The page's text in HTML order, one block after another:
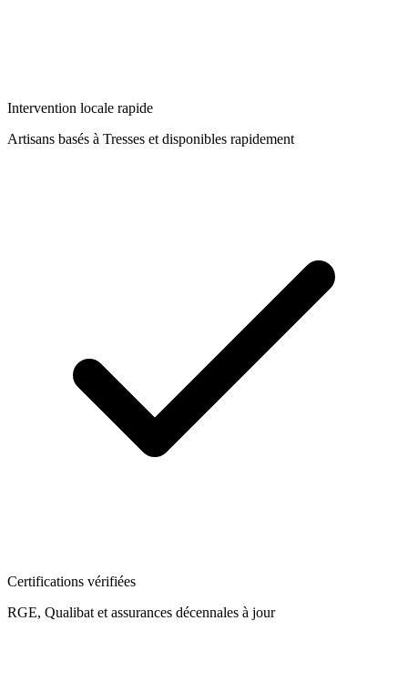
Intervention locale rapide
Artisans basés à Tresses et disponibles rapidement
Certifications vérifiées
RGE, Qualibat et assurances décennales à jour